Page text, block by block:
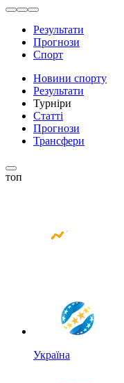
Результати
Прогнози
Спорт
Новини спорту
Результати
Турніри
Статті
Прогнози
Трансфери
топ
Україна